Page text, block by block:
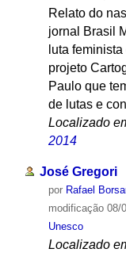
Relato do
jornal Brasil
luta
projeto
Paulo que
de lutas e
Localizado
2014
José Gregori
por Rafael
modificação08/
Unesco
Localizado